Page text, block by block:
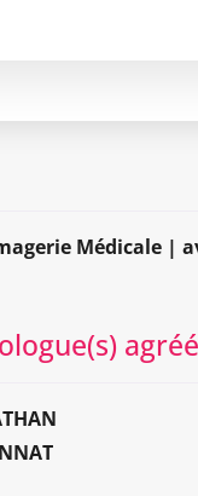
Médicale |